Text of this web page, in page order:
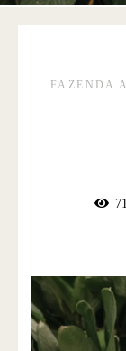
FAZENDA